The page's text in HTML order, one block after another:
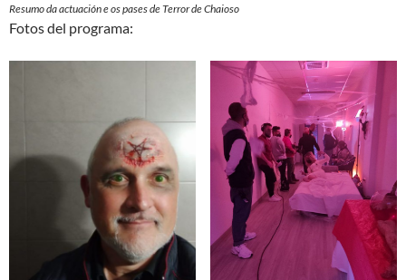
Resumo da actuación e os pases de Terror de Chaioso
Fotos del programa: